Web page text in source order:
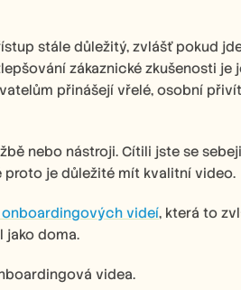
stále důležitý, zvlášť pokud
zákaznické zkušenosti
přinášejí vřelé, osobní
nebo nástroji. Cítili jste se
proto je důležité mít kvalitní video.
videí, která to
jako doma.
videa.